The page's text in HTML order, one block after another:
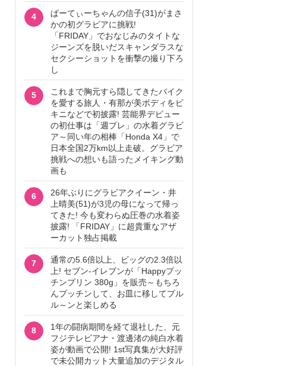
4
ぱーてぃーちゃんの信子(31)がまさ
かの初グラビアに挑戦!
「FRIDAY」でおなじみのタイトな
ジーンズを脱いだスキャンダラスな
セクシーショットを衝撃の撮り下ろ
し
5
これまで胸元すら隠してきたバイク
を愛する旅人・有那が美ボディをビ
キニなどで初披露! 芸能界デビュー
の初仕事は「週プレ」の水着グラビ
ア～同い年の相棒「Honda X4」で
日本全国2万km以上走破。グラビア
挑戦への想いも語ったメイキング動
画も
6
26年ぶりにグラビアクイーン・井
上晴美(51)が3児の母になって帰っ
てきた! 今も変わらぬ圧巻の水着姿
披露! 「FRIDAY」に超貴重なアザ
ーカット独占掲載
7
通常の5.6倍以上、ビッグの2.3倍以
上! セブン‐イレブンが「Happyプッ
チンプリン 380g」を販売～もちろ
んプッチンして、お皿に移してプル
ル～ンと楽しめる
8
1年の闘病期間を経て退社した、元
フジテレビアナ・渡邊渚の純白水着
姿が動画で公開! 1st写真集が大好評
で未公開カット大量追加のデジタル